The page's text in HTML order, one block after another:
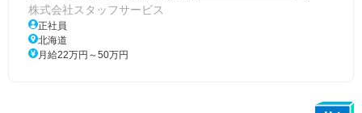
株式会社スタッフサービス
正社員
北海道
月給22万円～50万円